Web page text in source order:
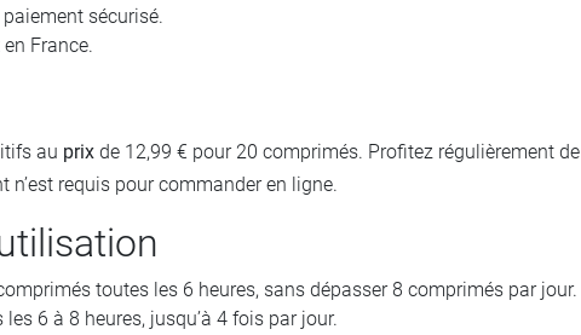
sécurisé.
France.
au prix de 12,99 € pour 20 comprimés. Profitez régulièrement de
n’est requis pour commander en ligne.
toutes les 6 heures, sans dépasser 8 comprimés par jour.
6 à 8 heures, jusqu’à 4 fois par jour.